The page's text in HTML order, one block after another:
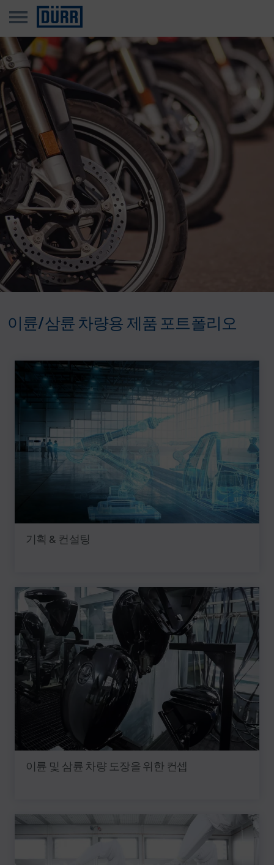
이륜/삼륜 차량용 제품 포트폴리오
기획 & 컨설팅
이륜 및 삼륜 차량 도장을 위한 컨셉